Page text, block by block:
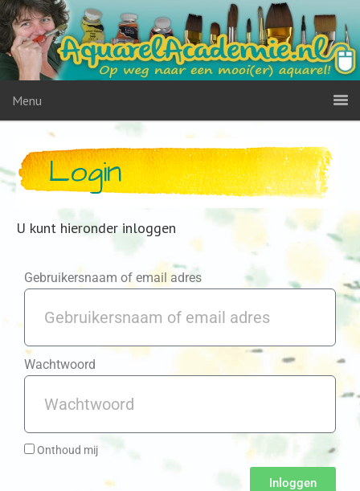
Menu
Login
U kunt hieronder inloggen
Gebruikersnaam of email adres
Wachtwoord
Onthoud mij
Inloggen